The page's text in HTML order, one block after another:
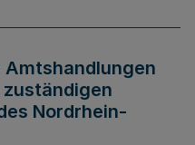
Nordrhein-